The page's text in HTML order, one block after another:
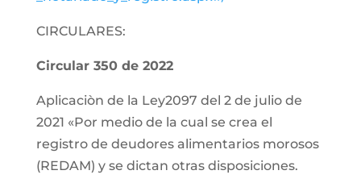
CIRCULARES:
Circular 350 de 2022
Aplicaciòn de la Ley2097 del 2 de julio de
2021 «Por medio de la cual se crea el
registro de deudores alimentarios morosos
(REDAM) y se dictan otras disposiciones.